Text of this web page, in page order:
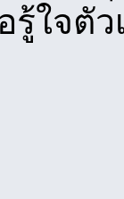
รู้ใจตั